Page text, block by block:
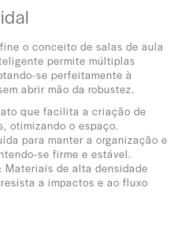
o conceito de salas de aula
permite múltiplas
se perfeitamente à
abrir mão da robustez.
que facilita a criação de
otimizando o espaço.
para manter a organização e
se firme e estável.
Materiais de alta densidade
a impactos e ao fluxo